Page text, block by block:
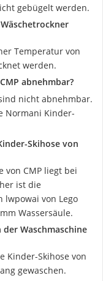
gebügelt werden.
Temperatur von
werden.
abnehmbar?
nicht abnehmbar.
Normani Kinder-
Skihose von
von CMP liegt bei
ist die
lwpowai von Lego
Wassersäule.
Waschmaschine
Kinder-Skihose von
gewaschen.